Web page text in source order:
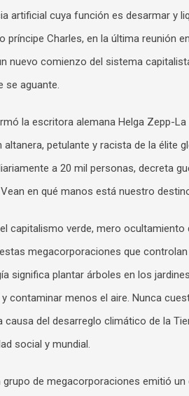
artificial cuya función es desarmar y
príncipe Charles, en la última reunión
nuevo comienzo del sistema
se aguante.
la escritora alemana Helga Zepp-
altanera, petulante y racista de la élite
a 20 mil personas, decreta
en qué manos está nuestro
capitalismo verde, mero
megacorporaciones que
significa plantar árboles en los
contaminar menos el aire. Nunca
causa del desarreglo climático de la
social y mundial.
grupo de megacorporaciones emitió